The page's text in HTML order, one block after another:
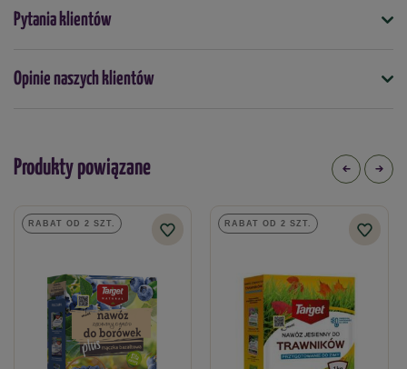
Symbol
5901875004429
150 g
Forma
Typ nawozu
Pytania klientów
Opinie naszych klientów
Produkty powiązane
RABAT OD 2 SZT. RABAT OD 2 SZT.